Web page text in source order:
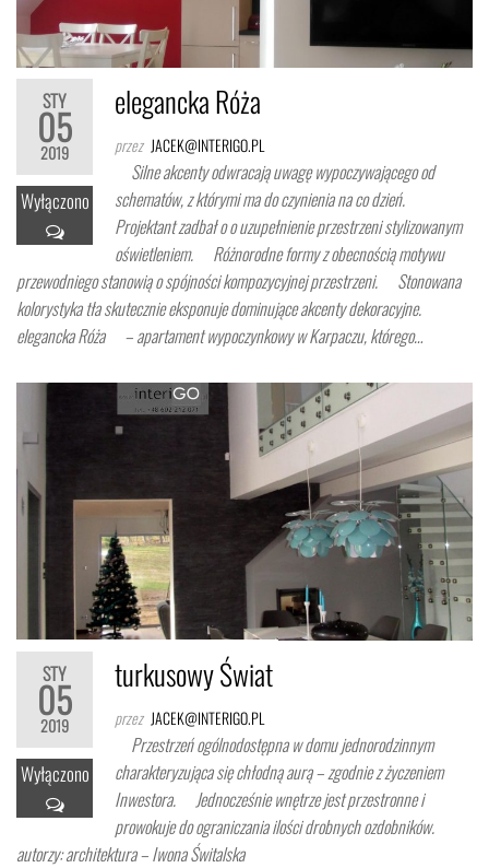
STY
05
2019
Wyłączono
elegancka Róża
przez JACEK@INTERIGO.PL
Silne akcenty odwracają uwagę wypoczywającego od
schematów, z którymi ma do czynienia na co dzień.
Projektant zadbał o o uzupełnienie przestrzeni stylizowanym
oświetleniem. Różnorodne formy z obecnością motywu
przewodniego stanowią o spójności kompozycyjnej przestrzeni. Stonowana
kolorystyka tła skutecznie eksponuje dominujące akcenty dekoracyjne.
elegancka Róża – apartament wypoczynkowy w Karpaczu, którego…
STY
05
2019
Wyłączono
turkusowy Świat
przez JACEK@INTERIGO.PL
Przestrzeń ogólnodostępna w domu jednorodzinnym
charakteryzująca się chłodną aurą – zgodnie z życzeniem
Inwestora. Jednocześnie wnętrze jest przestronne i
prowokuje do ograniczania ilości drobnych ozdobników.
autorzy: architektura – Iwona Świtalska